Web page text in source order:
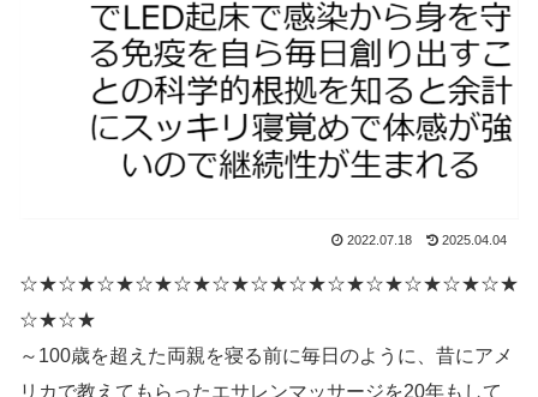
2022.07.18 2025.04.04
☆★☆★☆★☆★☆★☆★☆★☆★☆★☆★☆★☆★☆★
☆★☆★
～100歳を超えた両親を寝る前に毎日のように、昔にアメ
リカで教えてもらったエサレンマッサージを20年もして